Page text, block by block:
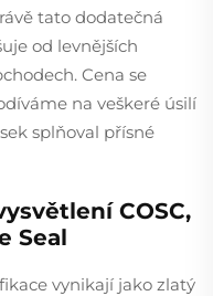
tato dodatečná
od levnějších
Cena se
na veškeré úsilí
splňoval přísné
COSC,
Seal
vynikají jako zlatý